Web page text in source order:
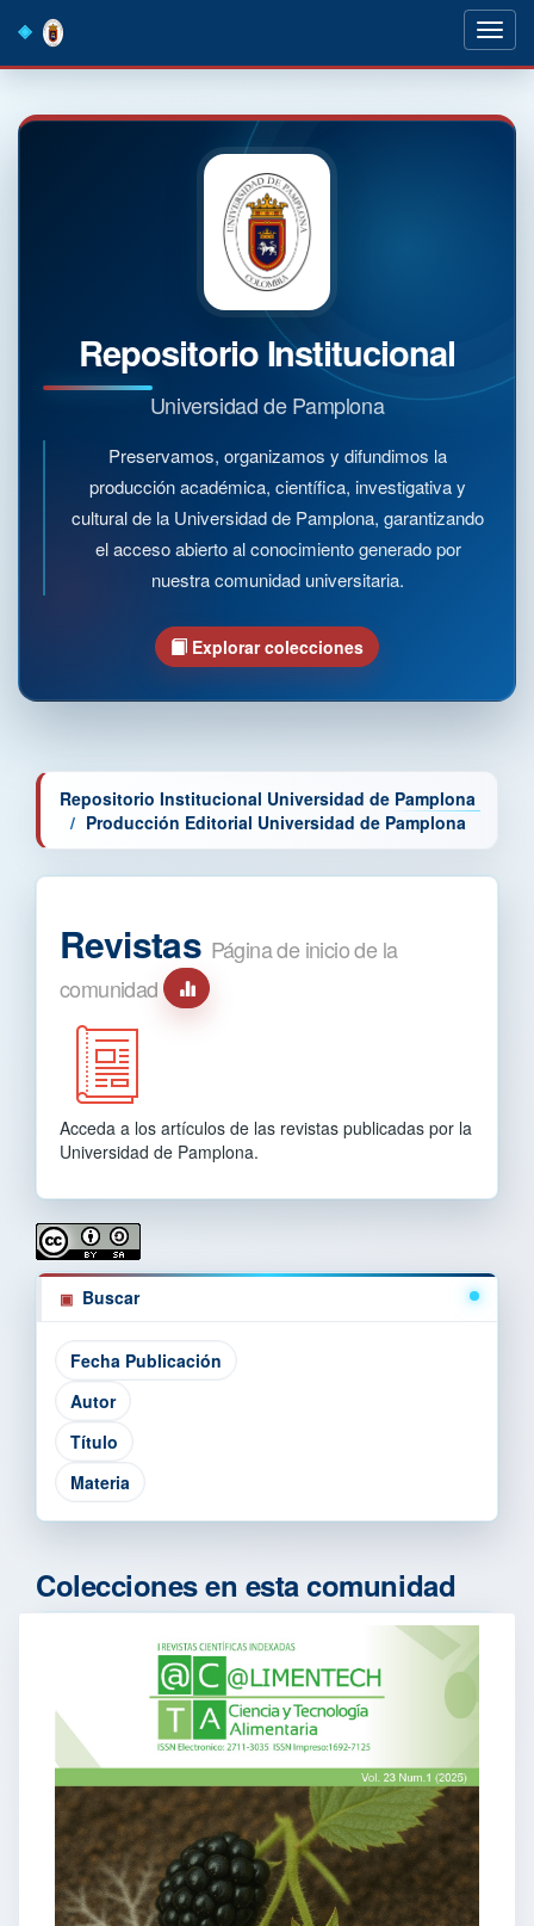
navigation
Repositorio Institucional
Universidad de Pamplona
Preservamos, organizamos y difundimos la
producción académica, científica, investigativa y
cultural de la Universidad de Pamplona, garantizando
el acceso abierto al conocimiento generado por
nuestra comunidad universitaria.
Explorar colecciones
Repositorio Institucional Universidad de Pamplona
Producción Editorial Universidad de Pamplona
Revistas Página de inicio de la
comunidad
Acceda a los artículos de las revistas publicadas por la
Universidad de Pamplona.
Buscar
Colecciones en esta comunidad